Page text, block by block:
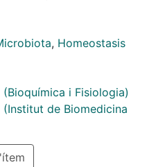
the inner mucus layer
chapter focuses on the
mucosa. This is an
the first reports dating
MVs are involved in
in the gut, between
and host. Here we
on the mechanisms used
, Homeostasis
i Fisiologia)
de Biomedicina